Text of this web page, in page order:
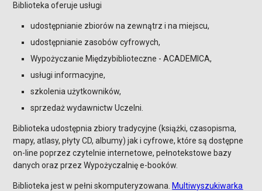
Biblioteka oferuje usługi
udostępnianie zbiorów na zewnątrz i na miejscu,
udostępnianie zasobów cyfrowych,
Wypożyczanie Międzybiblioteczne - ACADEMICA,
usługi informacyjne,
szkolenia użytkowników,
sprzedaż wydawnictw Uczelni.
Biblioteka udostępnia zbiory tradycyjne (książki, czasopisma,
mapy, atlasy, płyty CD, albumy) jak i cyfrowe, które są dostępne
on-line poprzez czytelnie internetowe, pełnotekstowe bazy
danych oraz przez Wypożyczalnię e-booków.
Biblioteka jest w pełni skomputeryzowana. Multiwyszukiwarka